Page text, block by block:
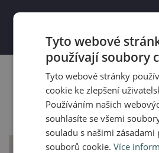
Tyto webové
používají soubory
Tyto webové stránky
cookie ke zlepšení
Používáním našich
souhlasíte se všemi
souladu s našimi zásadami
souborů cookie. Více